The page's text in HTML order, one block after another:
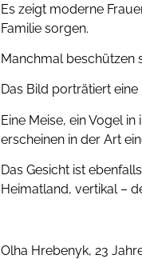
Es zeigt moderne
Familie sorgen.
Manchmal beschützen
Das Bild porträtiert
Eine Meise, ein Vogel
erscheinen in der Art
Das Gesicht ist
Heimatland, vertikal –
Olha Hrebenyk, 23